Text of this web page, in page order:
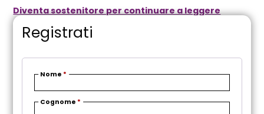
Diventa sostenitore per continuare a leggere
Registrati
Nome *
Cognome *